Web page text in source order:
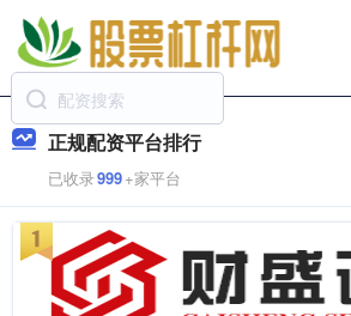
正规配资平台排行
已收录999+家平台